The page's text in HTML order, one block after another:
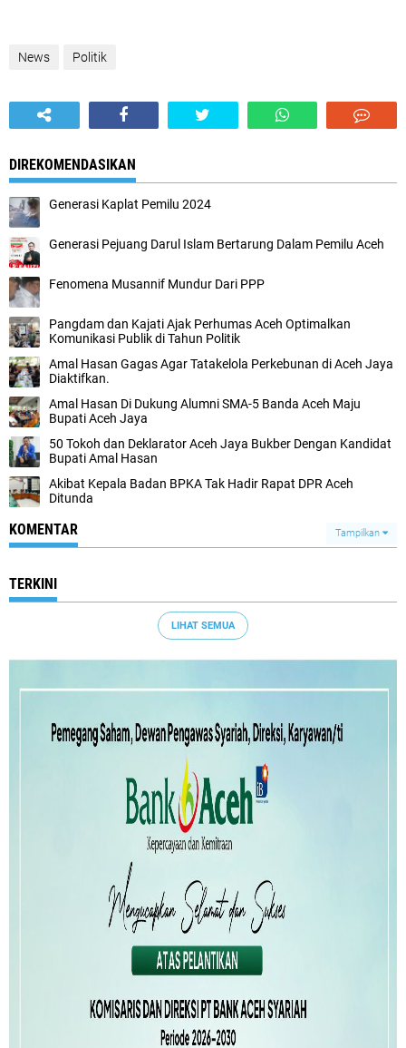
News Politik
DIREKOMENDASIKAN
Generasi Kaplat Pemilu 2024
Generasi Pejuang Darul Islam Bertarung Dalam Pemilu Aceh
Fenomena Musannif Mundur Dari PPP
Pangdam dan Kajati Ajak Perhumas Aceh Optimalkan
Komunikasi Publik di Tahun Politik
Amal Hasan Gagas Agar Tatakelola Perkebunan di Aceh Jaya
Diaktifkan.
Amal Hasan Di Dukung Alumni SMA-5 Banda Aceh Maju
Bupati Aceh Jaya
50 Tokoh dan Deklarator Aceh Jaya Bukber Dengan Kandidat
Bupati Amal Hasan
Akibat Kepala Badan BPKA Tak Hadir Rapat DPR Aceh
Ditunda
KOMENTAR Tampilkan
TERKINI
LIHAT SEMUA